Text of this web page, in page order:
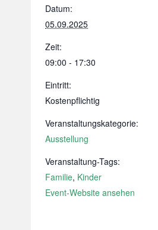
Datum:
05.09.2025
Zeit:
09:00 - 17:30
Eintritt:
Kostenpflichtig
Veranstaltungskategorie:
Ausstellung
Veranstaltung-Tags:
Familie, Kinder
Event-Website ansehen